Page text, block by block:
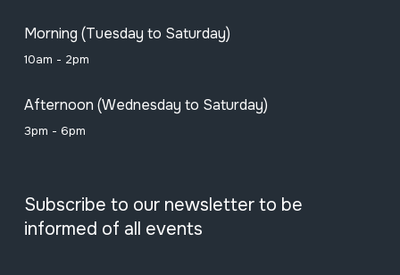
Morning (Tuesday to Saturday)
10am - 2pm
Afternoon (Wednesday to Saturday)
3pm - 6pm
Subscribe to our newsletter to be
informed of all events